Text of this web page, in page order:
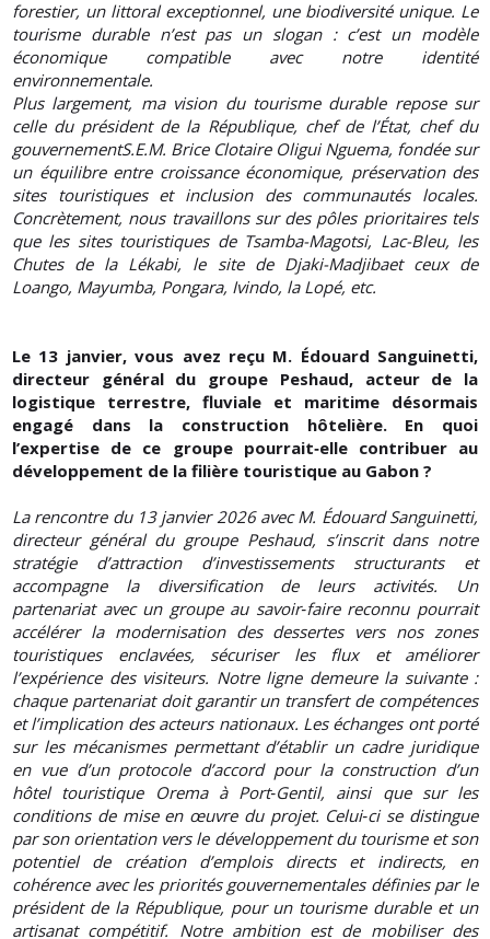
forestier, un littoral exceptionnel, une biodiversité unique. Le
tourisme durable n’est pas un slogan : c’est un modèle
économique compatible avec notre identité
environnementale.
Plus largement, ma vision du tourisme durable repose sur
celle du président de la République, chef de l’État, chef du
gouvernementS.E.M. Brice Clotaire Oligui Nguema, fondée sur
un équilibre entre croissance économique, préservation des
sites touristiques et inclusion des communautés locales.
Concrètement, nous travaillons sur des pôles prioritaires tels
que les sites touristiques de Tsamba-Magotsi, Lac-Bleu, les
Chutes de la Lékabi, le site de Djaki-Madjibaet ceux de
Loango, Mayumba, Pongara, Ivindo, la Lopé, etc.
Le 13 janvier, vous avez reçu M. Édouard Sanguinetti,
directeur général du groupe Peshaud, acteur de la
logistique terrestre, fluviale et maritime désormais
engagé dans la construction hôtelière. En quoi
l’expertise de ce groupe pourrait‑elle contribuer au
développement de la filière touristique au Gabon ?
La rencontre du 13 janvier 2026 avec M. Édouard Sanguinetti,
directeur général du groupe Peshaud, s’inscrit dans notre
stratégie d’attraction d’investissements structurants et
accompagne la diversification de leurs activités. Un
partenariat avec un groupe au savoir‑faire reconnu pourrait
accélérer la modernisation des dessertes vers nos zones
touristiques enclavées, sécuriser les flux et améliorer
l’expérience des visiteurs. Notre ligne demeure la suivante :
chaque partenariat doit garantir un transfert de compétences
et l’implication des acteurs nationaux. Les échanges ont porté
sur les mécanismes permettant d’établir un cadre juridique
en vue d’un protocole d’accord pour la construction d’un
hôtel touristique Orema à Port‑Gentil, ainsi que sur les
conditions de mise en œuvre du projet. Celui‑ci se distingue
par son orientation vers le développement du tourisme et son
potentiel de création d’emplois directs et indirects, en
cohérence avec les priorités gouvernementales définies par le
président de la République, pour un tourisme durable et un
artisanat compétitif. Notre ambition est de mobiliser des